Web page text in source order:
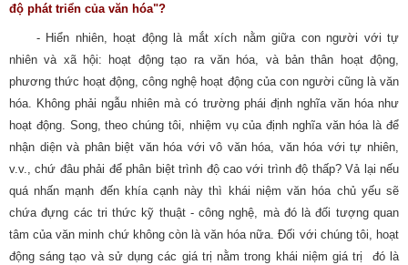
độ phát triển của văn hóa"?
- Hiển nhiên, hoạt động là mắt xích nằm giữa con người với tự
nhiên và xã hội: hoạt động tạo ra văn hóa, và bản thân hoạt động,
phương thức hoạt động, công nghệ hoạt động của con người cũng là văn
hóa. Không phải ngẫu nhiên mà có trường phái định nghĩa văn hóa như
hoạt động. Song, theo chúng tôi, nhiệm vụ của định nghĩa văn hóa là để
nhận diện và phân biệt văn hóa với vô văn hóa, văn hóa với tự nhiên,
v.v., chứ đâu phải để phân biệt trình độ cao với trình độ thấp? Vả lại nếu
quá nhấn mạnh đến khía cạnh này thì khái niệm văn hóa chủ yếu sẽ
chứa đựng các tri thức kỹ thuật - công nghệ, mà đó là đối tượng quan
tâm của văn minh chứ không còn là văn hóa nữa. Đối với chúng tôi, hoạt
động sáng tạo và sử dụng các giá trị nằm trong khái niệm giá trị ­ đó là